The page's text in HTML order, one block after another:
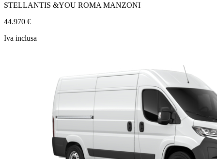
STELLANTIS &YOU ROMA MANZONI
44.970 €
Iva inclusa